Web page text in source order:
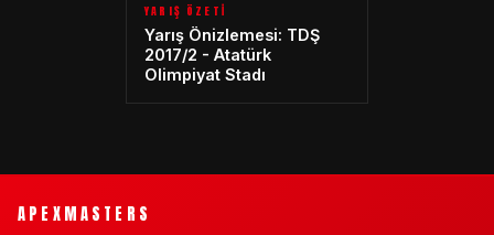
YARIŞ ÖZETİ
Yarış Önizlemesi: TDŞ
2017/2 - Atatürk
Olimpiyat Stadı
APEXMASTERS